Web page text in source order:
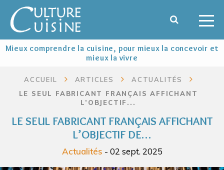
Mieux comprendre la cuisine, pour mieux la concevoir et
mieux la vivre
LE SEUL FABRICANT FRANÇAIS AFFICHANT
L’OBJECTIF DE…
Actualités - 02 sept. 2025
ACCUEIL ARTICLES
ACTUALITÉS
LE SEUL FABRICANT FRANÇAIS AFFICHANT
L’OBJECTIF...